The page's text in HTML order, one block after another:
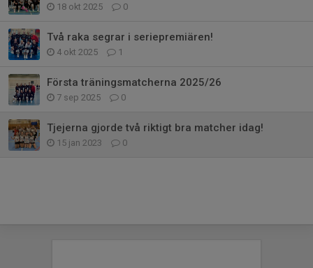
18 okt 2025 0
Två raka segrar i seriepremiären!
4 okt 2025 1
Första träningsmatcherna 2025/26
7 sep 2025 0
Tjejerna gjorde två riktigt bra matcher idag!
15 jan 2023 0